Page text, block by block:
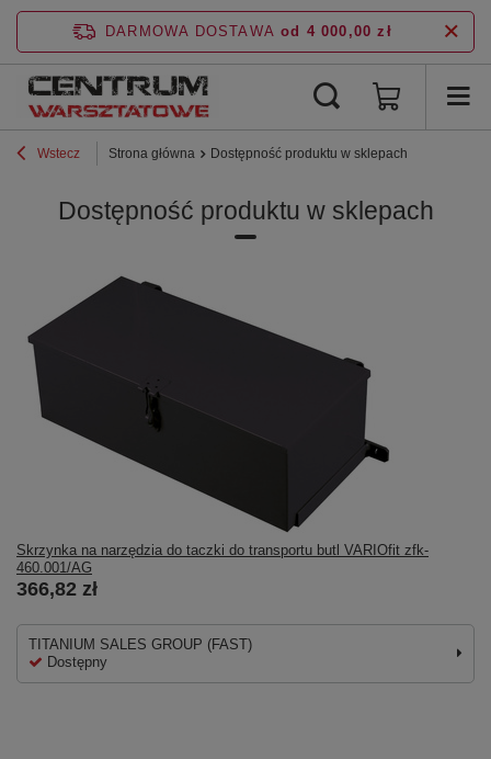
DARMOWA DOSTAWA od 4 000,00 zł
Wstecz Strona główna Dostępność produktu w sklepach
Dostępność produktu w sklepach
Skrzynka na narzędzia do taczki do transportu butl VARIOfit zfk-
460.001/AG
366,82 zł
TITANIUM SALES GROUP (FAST)
Dostępny